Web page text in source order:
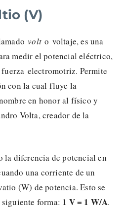
(V)
volto voltaje, es una
medir el potencial eléctrico,
electromotriz. Permite
con la cual fluye la
en honor al físico y
Volta, creador de la
la diferencia de potencial en
una corriente de un
(W) de potencia. Esto se
forma: 1 V = 1 W/A.